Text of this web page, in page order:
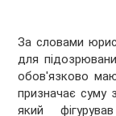
За словами
для
обов'язково
призначає суму
який